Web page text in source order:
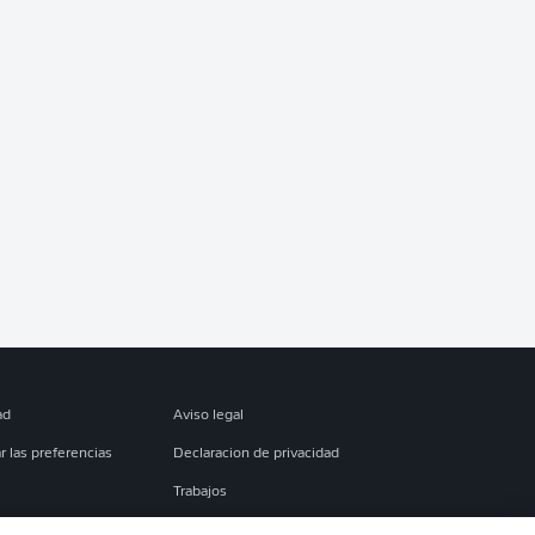
Aviso legal
las preferencias Declaracion de privacidad
Trabajos